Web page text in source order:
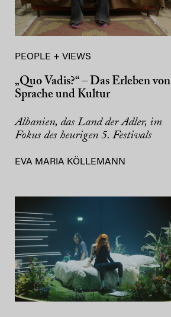
PEOPLE + VIEWS
„Quo Vadis?“ – Das Erleben von
Sprache und Kultur
Albanien, das Land der Adler, im
Fokus des heurigen 5. Festivals
EVA MARIA KÖLLEMANN